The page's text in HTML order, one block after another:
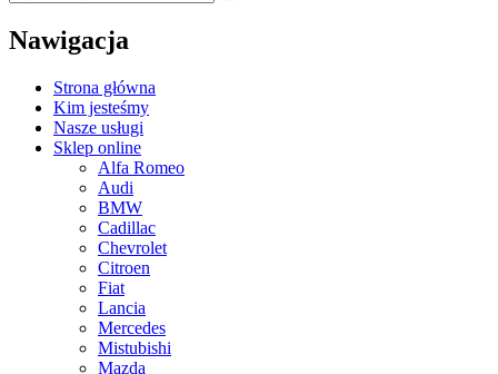
Nawigacja
Strona główna
Kim jesteśmy
Nasze usługi
Sklep online
Alfa Romeo
Audi
BMW
Cadillac
Chevrolet
Citroen
Fiat
Lancia
Mercedes
Mistubishi
Mazda